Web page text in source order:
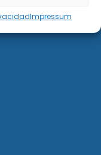
Impressum